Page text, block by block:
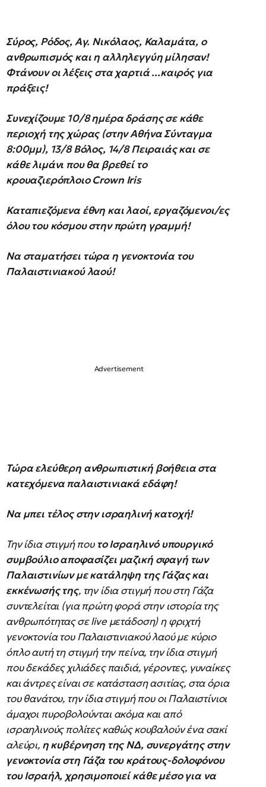
Σύρος, Ρόδος, Αγ. Νικόλαος, Καλαμάτα, ο
ανθρωπισμός και η αλληλεγγύη μίλησαν!
Φτάνουν οι λέξεις στα χαρτιά ...καιρός για
πράξεις!
Συνεχίζουμε 10/8 ημέρα δράσης σε κάθε
περιοχή της χώρας (στην Αθήνα Σύνταγμα
8:00μμ), 13/8 Βόλος, 14/8 Πειραιάς και σε
κάθε λιμάνι που θα βρεθεί το
κρουαζιερόπλοιοCrown Iris
Καταπιεζόμενα έθνη και λαοί, εργαζόμενοι/ες
όλου του κόσμου στην πρώτη γραμμή!
Να σταματήσει τώρα η γενοκτονία του
Παλαιστινιακού λαού!
Τώρα ελεύθερη ανθρωπιστική βοήθεια στα
κατεχόμενα παλαιστινιακά εδάφη!
Να μπει τέλος στην ισραηλινή κατοχή!
Την ίδια στιγμή που το Ισραηλινό υπουργικό
συμβούλιο αποφασίζει μαζική σφαγή των
Παλαιστινίων με κατάληψη της Γάζας και
εκκένωσής της, την ίδια στιγμή που στη Γάζα
συντελείται (για πρώτη φορά στην ιστορία της
ανθρωπότητας σε live μετάδοση) η φριχτή
γενοκτονία του Παλαιστινιακού λαού με κύριο
όπλο αυτή τη στιγμή την πείνα, την ίδια στιγμή
που δεκάδες χιλιάδες παιδιά, γέροντες, γυναίκες
και άντρες είναι σε κατάσταση ασιτίας, στα όρια
του θανάτου, την ίδια στιγμή που οι Παλαιστίνιοι
άμαχοι πυροβολούνται ακόμα και από
ισραηλινούς πολίτες καθώς κουβαλούν ένα σακί
αλεύρι, η κυβέρνηση της ΝΔ, συνεργάτης στην
γενοκτονία στη Γάζα του κράτους-δολοφόνου
του Ισραήλ, χρησιμοποιεί κάθε μέσο για να